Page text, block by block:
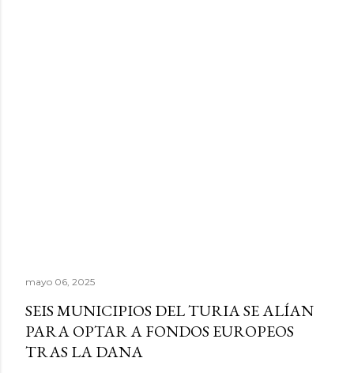
mayo 06, 2025
SEIS MUNICIPIOS DEL TURIA SE ALÍAN
PARA OPTAR A FONDOS EUROPEOS
TRAS LA DANA